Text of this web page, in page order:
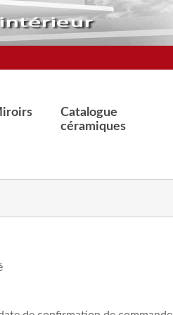
Catalogue
céramiques